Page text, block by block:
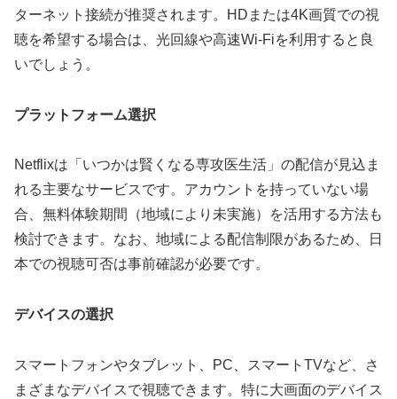
ターネット接続が推奨されます。HDまたは4K画質での視
聴を希望する場合は、光回線や高速Wi-Fiを利用すると良
いでしょう。
プラットフォーム選択
Netflixは「いつかは賢くなる専攻医生活」の配信が見込ま
れる主要なサービスです。アカウントを持っていない場
合、無料体験期間（地域により未実施）を活用する方法も
検討できます。なお、地域による配信制限があるため、日
本での視聴可否は事前確認が必要です。
デバイスの選択
スマートフォンやタブレット、PC、スマートTVなど、さ
まざまなデバイスで視聴できます。特に大画面のデバイス